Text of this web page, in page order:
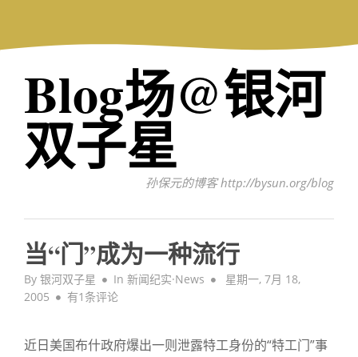
content
Blog场@银河
双子星
孙保元的博客 http://bysun.org/blog
当“门”成为一种流行
By 银河双子星 In 新闻纪实·News
Posted
星期一, 7月 18,
2005
当
为
有1条评论
近日美国布什政府爆出一则泄露特工身份的“特工门”事